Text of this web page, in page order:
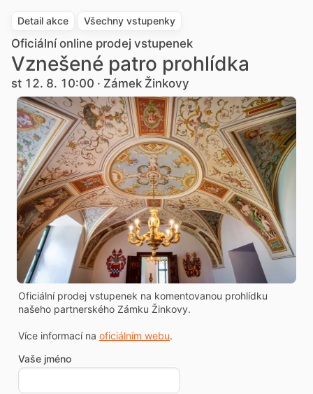
Detail akce Všechny vstupenky
Oficiální online prodej vstupenek
Vznešené patro prohlídka
st 12. 8. 10:00 · Zámek Žinkovy
Oficiální prodej vstupenek na komentovanou prohlídku
našeho partnerského Zámku Žinkovy.
Více informací na oficiálním webu.
Vaše jméno